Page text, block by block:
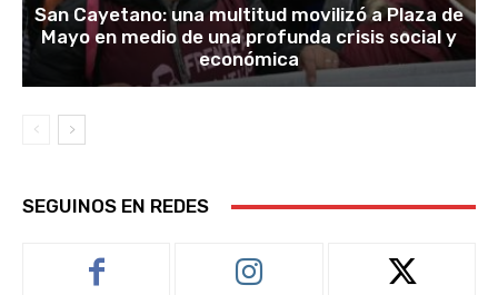
San Cayetano: una multitud movilizó a Plaza de
Mayo en medio de una profunda crisis social y
económica
SEGUINOS EN REDES